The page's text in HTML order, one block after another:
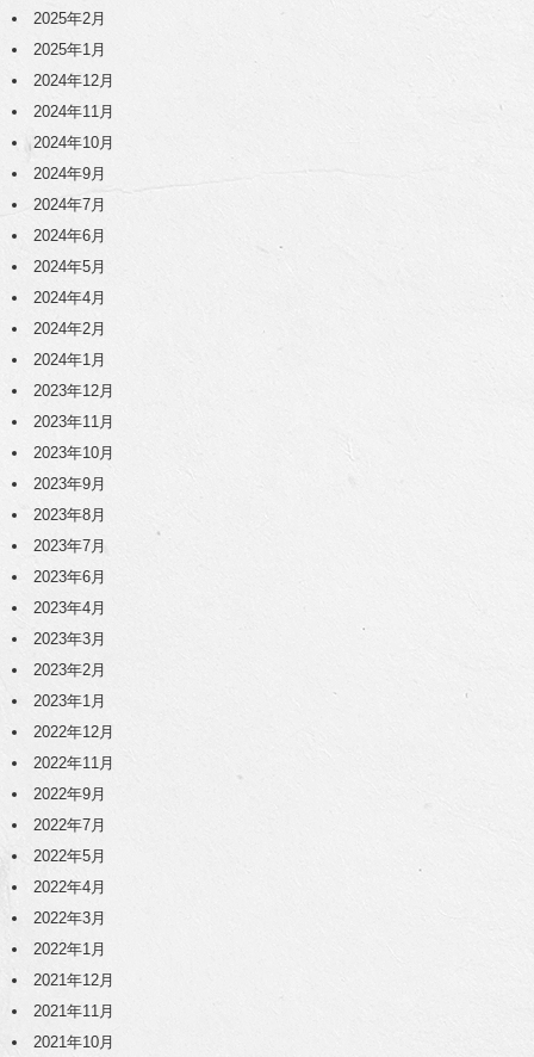
2025年2月
2025年1月
2024年12月
2024年11月
2024年10月
2024年9月
2024年7月
2024年6月
2024年5月
2024年4月
2024年2月
2024年1月
2023年12月
2023年11月
2023年10月
2023年9月
2023年8月
2023年7月
2023年6月
2023年4月
2023年3月
2023年2月
2023年1月
2022年12月
2022年11月
2022年9月
2022年7月
2022年5月
2022年4月
2022年3月
2022年1月
2021年12月
2021年11月
2021年10月